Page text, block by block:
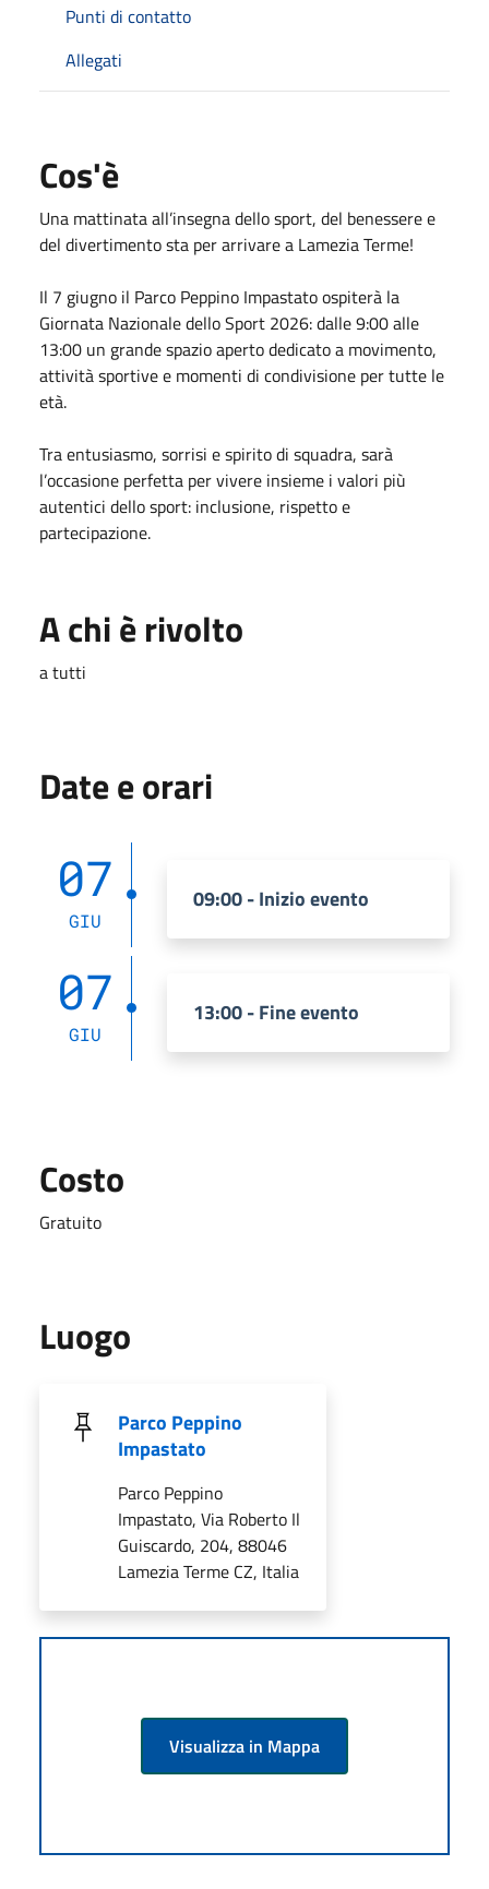
Punti di contatto
Allegati
Cos'è
Una mattinata all’insegna dello sport, del benessere e
del divertimento sta per arrivare a Lamezia Terme!
Il 7 giugno il Parco Peppino Impastato ospiterà la
Giornata Nazionale dello Sport 2026: dalle 9:00 alle
13:00 un grande spazio aperto dedicato a movimento,
attività sportive e momenti di condivisione per tutte le
età.
Tra entusiasmo, sorrisi e spirito di squadra, sarà
l’occasione perfetta per vivere insieme i valori più
autentici dello sport: inclusione, rispetto e
partecipazione.
A chi è rivolto
a tutti
Date e orari
07
GIU
09:00 - Inizio evento
07
GIU
13:00 - Fine evento
Costo
Gratuito
Luogo
Parco Peppino
Impastato
Parco Peppino
Impastato, Via Roberto Il
Guiscardo, 204, 88046
Lamezia Terme CZ, Italia
Visualizza in Mappa